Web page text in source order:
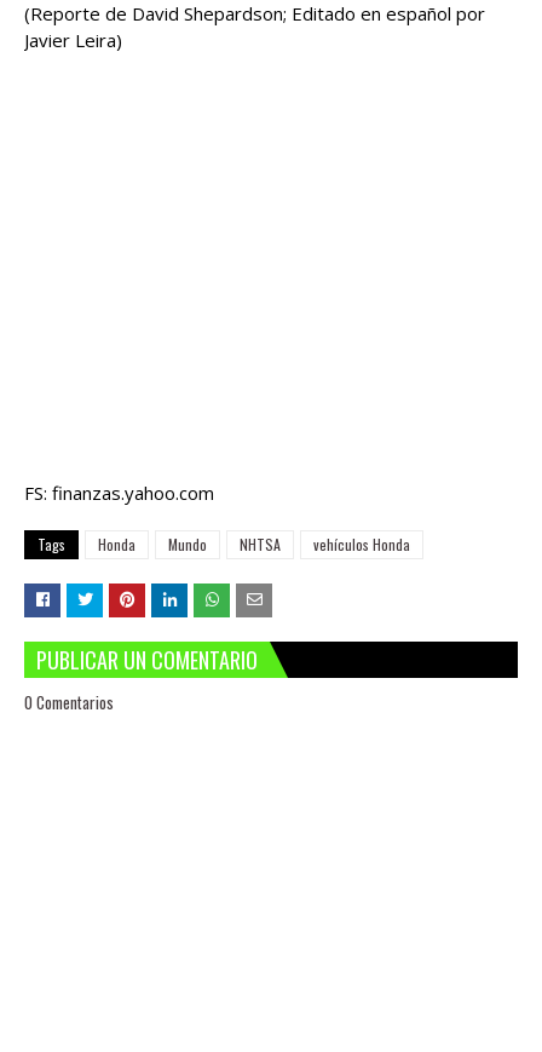
(Reporte de David Shepardson; Editado en español por
Javier Leira)
FS: finanzas.yahoo.com
Tags Honda Mundo NHTSA vehículos Honda
PUBLICAR UN COMENTARIO
0 Comentarios